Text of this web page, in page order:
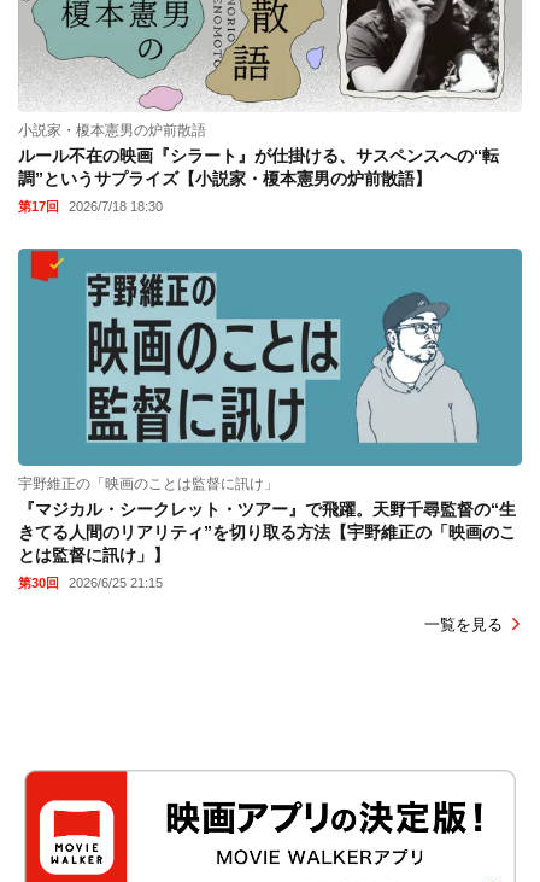
小説家・榎本憲男の炉前散語
ルール不在の映画『シラート』が仕掛ける、サスペンスへの“転
調”というサプライズ【小説家・榎本憲男の炉前散語】
第17回 2026/7/18 18:30
宇野維正の「映画のことは監督に訊け」
『マジカル・シークレット・ツアー』で飛躍。天野千尋監督の“生
きてる人間のリアリティ”を切り取る方法【宇野維正の「映画のこ
とは監督に訊け」】
第30回 2026/6/25 21:15
一覧を見る